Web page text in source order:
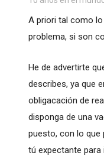
A priori tal como lo
problema, si son
He de advertirte
describes, ya que
obligacación de
disponga de una
puesto, con lo que
tú expectante